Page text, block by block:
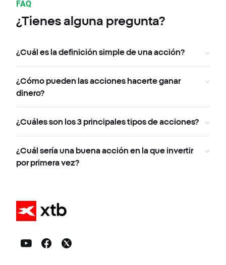
FAQ
¿Tienes alguna pregunta?
¿Cuál es la definición simple de una acción?
¿Cómo pueden las acciones hacerte ganar
dinero?
¿Cuáles son los 3 principales tipos de acciones?
¿Cuál sería una buena acción en la que invertir
por primera vez?